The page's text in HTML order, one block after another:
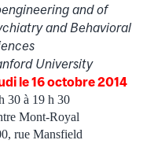
and of
and Behavioral
University
le 16 octobre 2014
30 à 19 h 30
Mont-Royal
rue Mansfield